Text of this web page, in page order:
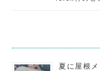
夏に屋根